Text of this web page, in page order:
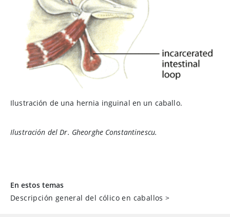
Ilustración de una hernia inguinal en un caballo.
Ilustración del Dr. Gheorghe Constantinescu.
En estos temas
Descripción general del cólico en caballos >